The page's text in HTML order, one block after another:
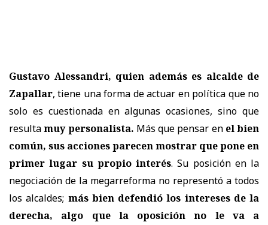
Gustavo Alessandri, quien además es alcalde de
Zapallar, tiene una forma de actuar en política que no
solo es cuestionada en algunas ocasiones, sino que
resultamuy personalista. Más que pensar en el bien
común, sus acciones parecen mostrar que pone en
primer lugar su propio interés. Su posición en la
negociación de la megarreforma no representó a todos
los alcaldes; más bien defendió los intereses de la
derecha, algo que la oposición no le va a